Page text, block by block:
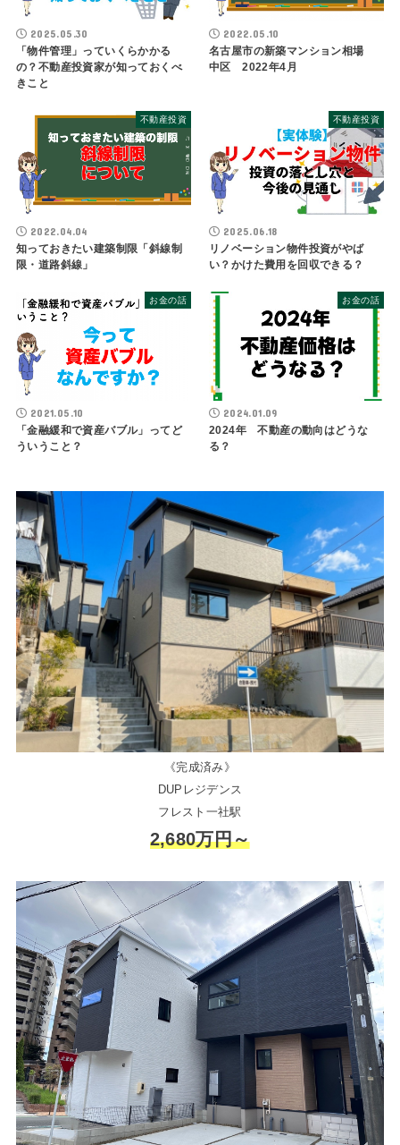
2025.05.30
「物件管理」っていくらかかる
の？不動産投資家が知っておくべ
きこと
2022.05.10
名古屋市の新築マンション相場
中区 2022年4月
不動産投資
2022.04.04
知っておきたい建築制限「斜線制
限・道路斜線」
不動産投資
2025.06.18
リノベーション物件投資がやば
い？かけた費用を回収できる？
お金の話
2021.05.10
「金融緩和で資産バブル」ってど
ういうこと？
お金の話
2024.01.09
2024年 不動産の動向はどうな
る？
《完成済み》
DUPレジデンス
フレスト一社駅
2,680万円～